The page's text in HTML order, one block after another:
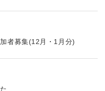
者募集(12月・1月分)